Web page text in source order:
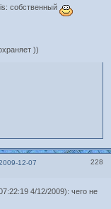
собственный
))
228
12-07
4/12/2009): чего не